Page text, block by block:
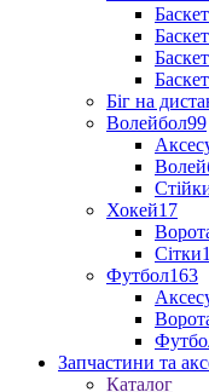
Біг на
Волейбол99
Хокей17
Сітки1
Футбол163
Запчастини та
Каталог